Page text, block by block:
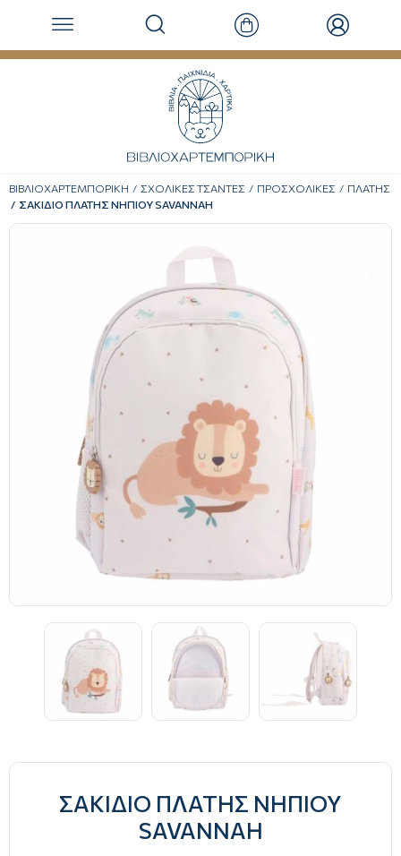
ΒΙΒΛΙΟΧΑΡΤΕΜΠΟΡΙΚΗ ΣΧΟΛΙΚΕΣ ΤΣΑΝΤΕΣ ΠΡΟΣΧΟΛΙΚΕΣ
ΠΛΑΤΗΣ
ΣΑΚΙΔΙΟ ΠΛΑΤΗΣ ΝΗΠΙΟΥ SAVANNAH
ΣΑΚΙΔΙΟ ΠΛΑΤΗΣ ΝΗΠΙΟΥ
SAVANNAH